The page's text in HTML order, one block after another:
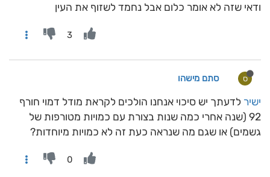
ודאי שזה לא אומר כלום אבל נחמד לשזוף את העין
3
ס סתם מישהו
ישיר לדעתך יש סיכוי אנחנו הולכים לקראת מודל דמוי חורף
92 (שנה אחרי כמה שנות בצורת עם כמויות מטורפות של
גשמים) או שגם מה שנראה כעת זה לא כמויות מיוחדות?
0